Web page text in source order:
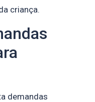
criança.
demandas